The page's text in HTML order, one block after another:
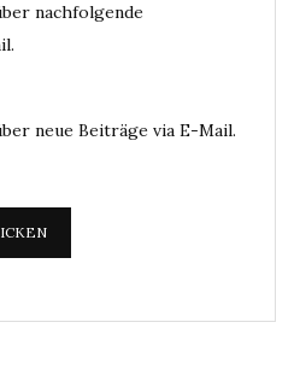
nachfolgende
neue Beiträge via E-Mail.